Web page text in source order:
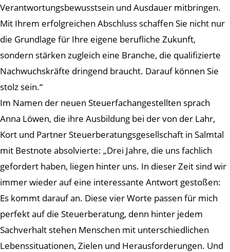
Verantwortungsbewusstsein und Ausdauer mitbringen.
Mit Ihrem erfolgreichen Abschluss schaffen Sie nicht nur
die Grundlage für Ihre eigene berufliche Zukunft,
sondern stärken zugleich eine Branche, die qualifizierte
Nachwuchskräfte dringend braucht. Darauf können Sie
stolz sein.“
Im Namen der neuen Steuerfachangestellten sprach
Anna Löwen, die ihre Ausbildung bei der von der Lahr,
Kort und Partner Steuerberatungsgesellschaft in Salmtal
mit Bestnote absolvierte: „Drei Jahre, die uns fachlich
gefordert haben, liegen hinter uns. In dieser Zeit sind wir
immer wieder auf eine interessante Antwort gestoßen:
Es kommt darauf an. Diese vier Worte passen für mich
perfekt auf die Steuerberatung, denn hinter jedem
Sachverhalt stehen Menschen mit unterschiedlichen
Lebenssituationen, Zielen und Herausforderungen. Und